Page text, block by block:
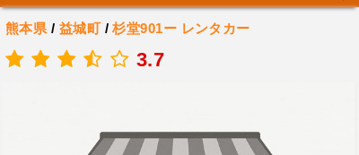
熊本県 / 益城町/杉堂901ー レンタカー
3.7